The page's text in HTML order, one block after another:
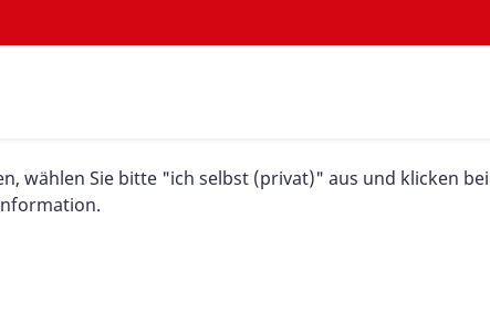
wählen Sie bitte "ich selbst (privat)" aus und klicken